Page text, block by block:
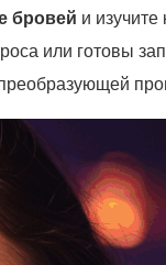
бровей и
или готовы